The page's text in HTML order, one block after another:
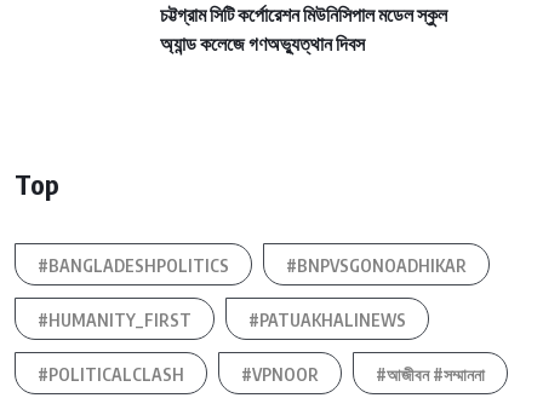
চট্টগ্রাম সিটি কর্পোরেশন মিউনিসিপাল মডেল স্কুল
অ্যান্ড কলেজে গণঅভ্যুত্থান দিবস
Top
#BANGLADESHPOLITICS #BNPVSGONOADHIKAR
#HUMANITY_FIRST #PATUAKHALINEWS
#POLITICALCLASH #VPNOOR #আজীবন #সম্মাননা